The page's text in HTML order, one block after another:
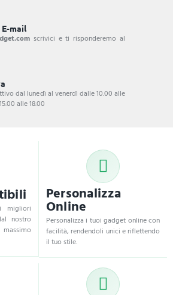
mail
scrivici e ti risponderemo al
dal lunedì al venerdì dalle 10.00 alle
alle 18.00
migliori
nostro
Personalizza
Online
Personalizza i tuoi gadget online con
facilità, rendendoli unici e riflettendo
il tuo stile.